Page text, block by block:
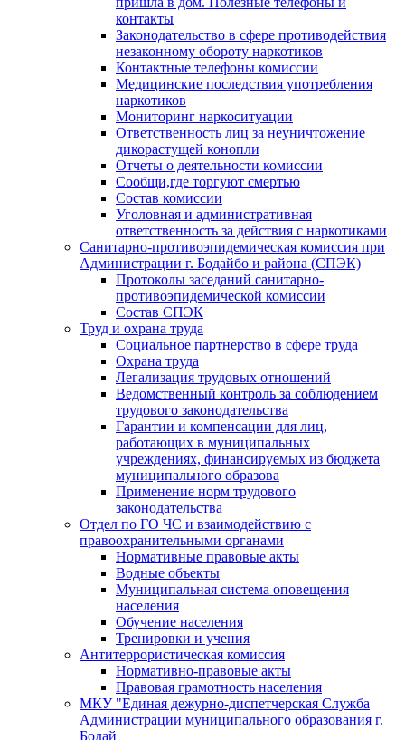
контакты
Законодательство в сфере противодействия
незаконному обороту наркотиков
Контактные телефоны комиссии
Медицинские последствия употребления
наркотиков
Мониторинг наркоситуации
Ответственность лиц за неуничтожение
дикорастущей конопли
Отчеты о деятельности комиссии
Сообщи,где торгуют смертью
Состав комиссии
Уголовная и административная
ответственность за действия с наркотиками
Санитарно-противоэпидемическая комиссия при
Администрации г. Бодайбо и района (СПЭК)
Протоколы заседаний санитарно-
противоэпидемической комиссии
Состав СПЭК
Труд и охрана труда
Социальное партнерство в сфере труда
Охрана труда
Легализация трудовых отношений
Ведомственный контроль за соблюдением
трудового законодательства
Гарантии и компенсации для лиц,
работающих в муниципальных
учреждениях, финансируемых из бюджета
муниципального образова
Применение норм трудового
законодательства
Отдел по ГО ЧС и взаимодействию с
правоохранительными органами
Нормативные правовые акты
Водные объекты
Муниципальная система оповещения
населения
Обучение населения
Тренировки и учения
Антитеррористическая комиссия
Нормативно-правовые акты
Правовая грамотность населения
МКУ "Единая дежурно-диспетчерская Служба
Администрации муниципального образования г.
Бодай